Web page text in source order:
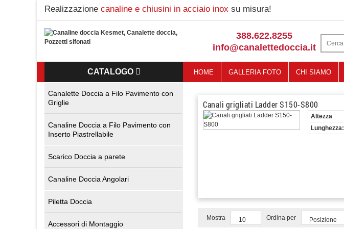
Realizzazione canaline e chiusini in acciaio inox su misura!
388.622.8255
info@canalettedoccia.it
CATALOGO HOME GALLERIA FOTO CHI SIAMO
Canalette Doccia a Filo Pavimento con
Griglie
Canaline Doccia a Filo Pavimento con
Inserto Piastrellabile
Scarico Doccia a parete
Canaline Doccia Angolari
Piletta Doccia
Accessori di Montaggio
Canali grigliati Ladder S150-S800
Altezza
Lunghezza:
Mostra Ordina per